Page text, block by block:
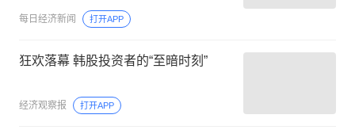
联储9月加息概率降至44%，金价涨破
4300美元 | 一周国际财经
每日经济新闻 打开APP
狂欢落幕 韩股投资者的“至暗时刻”
经济观察报 打开APP